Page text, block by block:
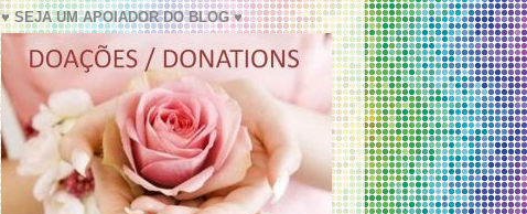
♥ SEJA UM APOIADOR DO BLOG ♥